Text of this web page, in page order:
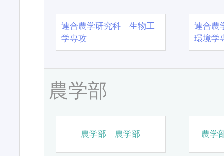
連合農学研究科 生物工
学専攻
連合農
環境学
農学部
農学部 農学部 農学